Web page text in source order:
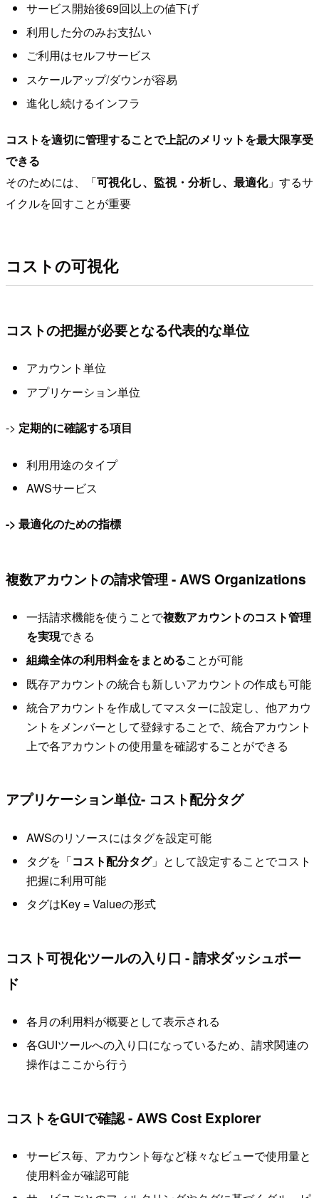
サービス開始後69回以上の値下げ
利用した分のみお支払い
ご利用はセルフサービス
スケールアップ/ダウンが容易
進化し続けるインフラ
コストを適切に管理することで上記のメリットを最大限享受
できる
そのためには、「可視化し、監視・分析し、最適化」するサ
イクルを回すことが重要
コストの可視化
コストの把握が必要となる代表的な単位
アカウント単位
アプリケーション単位
-> 定期的に確認する項目
利用用途のタイプ
AWSサービス
-> 最適化のための指標
複数アカウントの請求管理 - AWS Organizations
一括請求機能を使うことで複数アカウントのコスト管理
を実現できる
組織全体の利用料金をまとめることが可能
既存アカウントの統合も新しいアカウントの作成も可能
統合アカウントを作成してマスターに設定し、他アカウ
ントをメンバーとして登録することで、統合アカウント
上で各アカウントの使用量を確認することができる
アプリケーション単位- コスト配分タグ
AWSのリソースにはタグを設定可能
タグを「コスト配分タグ」として設定することでコスト
把握に利用可能
タグはKey = Valueの形式
コスト可視化ツールの入り口 - 請求ダッシュボー
ド
各月の利用料が概要として表示される
各GUIツールへの入り口になっているため、請求関連の
操作はここから行う
コストをGUIで確認 - AWS Cost Explorer
サービス毎、アカウント毎など様々なビューで使用量と
使用料金が確認可能